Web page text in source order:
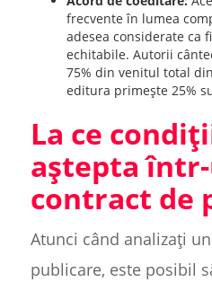
frecvente în lumea
adesea considerate ca
echitabile. Autorii
75% din venitul total
editura primește 25%
La ce
aștepta
contract de
Atunci când analizați
publicare, este posibil